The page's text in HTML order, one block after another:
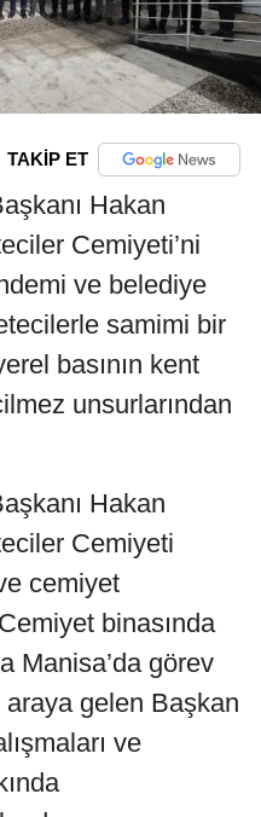
TAKİP ET
Hakan
Cemiyeti’ni
ve belediye
samimi bir
basının kent
unsurlarından
Hakan
Cemiyeti
cemiyet
binasında
Manisa’da görev
gelen Başkan
ve